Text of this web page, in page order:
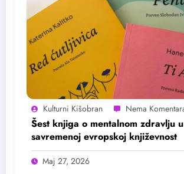
Kulturni Kišobran
Šest knjiga o mentalnom zdravlju u
savremenoj evropskoj književnost
Maj 27, 2026